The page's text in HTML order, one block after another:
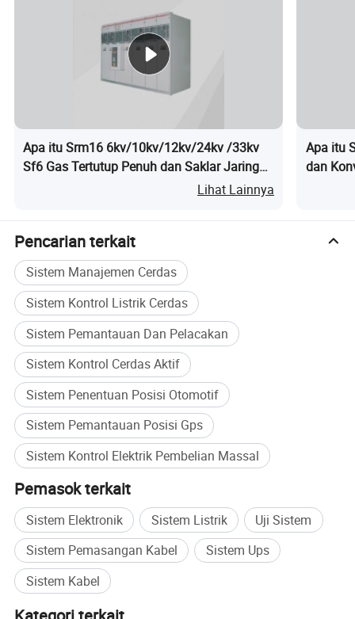
Sistem ini terutama terdiri atas host monitoring dan
perangkat lunak stasiun pusat tanah, kabel komunikasi
atau kabel optik, kotak tahan ledakan dan listrik yang
intrinsik, stasiun asal imister, dan penangkal petir.
Proses perangkat lunak pemantauan dan manajemen,
menampilkan dan mencetak data. Sakelar jaringan yang
aman secara intrinsik pertambangan membangun
jaringan transmisi komunikasi melalui port elektrik atau
port optik jaringan, dan menghubungkan stasiun asal
penempatan, host pemantauan dan peralatan lain; kotak
daya secara intrinsik menyediakan catu daya yang aman
bagi sakelar pertambangan yang aman secara intrinsik
dan stasiun asal pemosisian; Stasiun asal pemosisian
mengumpulkan dan menghitung data melalui pertukaran
yang aman secara intrinsik di pertambangan, alat berat
dikenakan pada staf untuk identifikasi dan pemosisian
staf.
Karakteristik teknis
Apa itu Srm16 6kv/10kv/12kv/24kv /33kv
Sf6 Gas Tertutup Penuh dan Saklar Jaring
Lihat Lainnya
Apa itu
dan
Pencarian terkait
Sistem Manajemen Cerdas
Sistem Kontrol Listrik Cerdas
Sistem Pemantauan Dan Pelacakan
Sistem Kontrol Cerdas Aktif
Sistem Penentuan Posisi Otomotif
Sistem Pemantauan Posisi Gps
Sistem Kontrol Elektrik Pembelian Massal
Pemasok terkait
Sistem Elektronik Sistem Listrik
Uji Sistem
Sistem Pemasangan Kabel
Sistem Ups
Sistem Kabel